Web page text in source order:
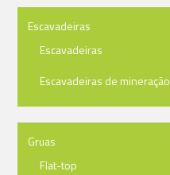
Escavadeiras
Escavadeiras
Escavadeiras de mineração
Gruas
Flat-top